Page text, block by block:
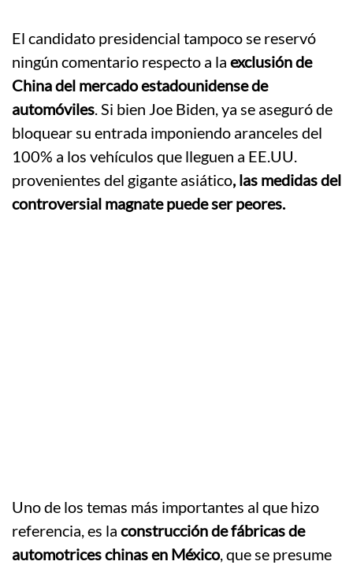
El candidato presidencial tampoco se reservó
ningún comentario respecto a la exclusión de
China del mercado estadounidense de
automóviles. Si bien Joe Biden, ya se aseguró de
bloquear su entrada imponiendo aranceles del
100% a los vehículos que lleguen a EE.UU.
provenientes del gigante asiático, las medidas del
controversial magnate puede ser peores.
Uno de los temas más importantes al que hizo
referencia, es la construcción de fábricas de
automotrices chinas en México, que se presume